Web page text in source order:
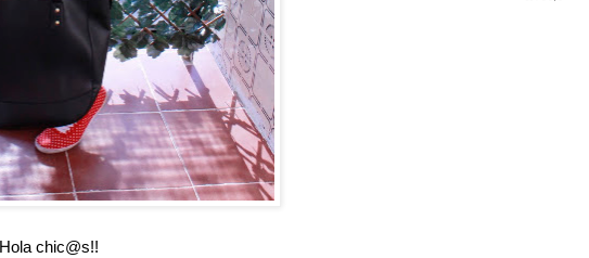
chic@s!!